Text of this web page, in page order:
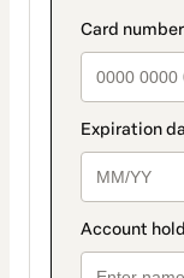
method